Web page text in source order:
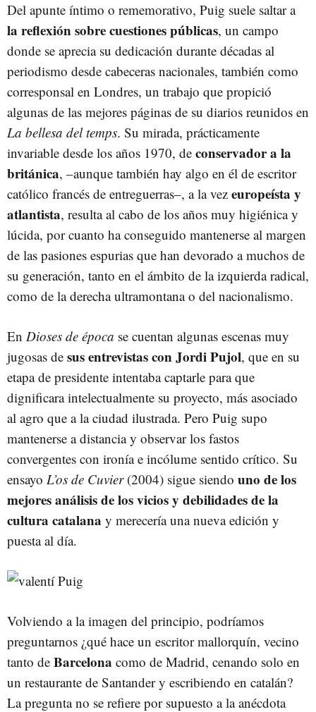
Del apunte íntimo o rememorativo, Puig suele saltar a
la reflexión sobre cuestiones públicas, un campo
donde se aprecia su dedicación durante décadas al
periodismo desde cabeceras nacionales, también como
corresponsal en Londres, un trabajo que propició
algunas de las mejores páginas de su diarios reunidos en
La bellesa del temps. Su mirada, prácticamente
invariable desde los años 1970, de conservador a la
británica, –aunque también hay algo en él de escritor
católico francés de entreguerras–, a la vez europeísta y
atlantista, resulta al cabo de los años muy higiénica y
lúcida, por cuanto ha conseguido mantenerse al margen
de las pasiones espurias que han devorado a muchos de
su generación, tanto en el ámbito de la izquierda radical,
como de la derecha ultramontana o del nacionalismo.
En Dioses de época se cuentan algunas escenas muy
jugosas de sus entrevistas con Jordi Pujol, que en su
etapa de presidente intentaba captarle para que
dignificara intelectualmente su proyecto, más asociado
al agro que a la ciudad ilustrada. Pero Puig supo
mantenerse a distancia y observar los fastos
convergentes con ironía e incólume sentido crítico. Su
ensayo L’os de Cuvier(2004) sigue siendo uno de los
mejores análisis de los vicios y debilidades de la
cultura catalana y merecería una nueva edición y
puesta al día.
Volviendo a la imagen del principio, podríamos
preguntarnos ¿qué hace un escritor mallorquín, vecino
tanto de Barcelona como de Madrid, cenando solo en
un restaurante de Santander y escribiendo en catalán?
La pregunta no se refiere por supuesto a la anécdota